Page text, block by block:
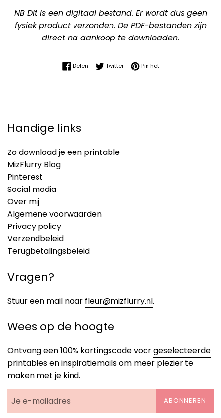
NB Dit is een digitaal bestand. Er wordt dus geen
fysiek product verzonden. De PDF-bestanden zijn
direct na aankoop te downloaden.
DelenDelen op Facebook
TwitterTwitteren op Twitter
Pin hetPinnen op Pinterest
Handige links
Zo download je een printable
MizFlurry Blog
Pinterest
Social media
Over mij
Algemene voorwaarden
Privacy policy
Verzendbeleid
Terugbetalingsbeleid
Vragen?
Stuur een mail naar fleur@mizflurry.nl.
Wees op de hoogte
Ontvang een 100% kortingscode voorgeselecteerde
printablesen inspiratiemails om meer plezier te
maken met je kind.
ABONNEREN